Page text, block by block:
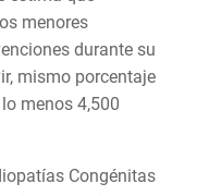
menores
durante su
mismo porcentaje
menos 4,500
Congénitas